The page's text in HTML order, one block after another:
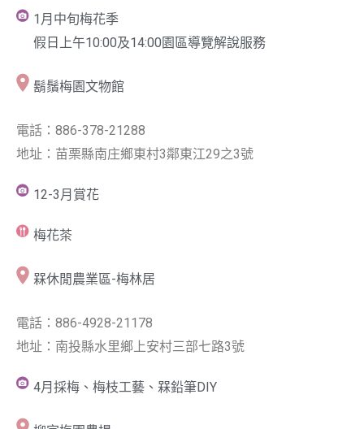
1月中旬梅花季
假日上午10:00及14:00園區導覽解說服務
鬍鬚梅園文物館
電話：886-378-21288
地址：苗栗縣南庄鄉東村3鄰東江29之3號
12-3月賞花
梅花茶
槑休閒農業區-梅林居
電話：886-4928-21178
地址：南投縣水里鄉上安村三部七路3號
4月採梅、梅枝工藝、槑鉛筆DIY